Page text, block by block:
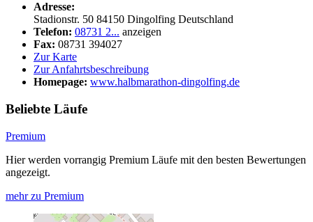
Adresse:
Stadionstr. 50 84150 Dingolfing Deutschland
Telefon: 08731 2... anzeigen
Fax: 08731 394027
Zur Karte
Zur Anfahrtsbeschreibung
Homepage: www.halbmarathon-dingolfing.de
Beliebte Läufe
Premium
Hier werden vorrangig Premium Läufe mit den besten Bewertungen
angezeigt.
mehr zu Premium